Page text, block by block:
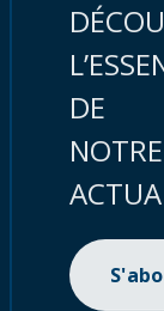
DE
NOTRE